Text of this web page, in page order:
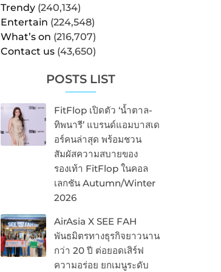
Trendy (240,134)
Entertain (224,548)
What’s on (216,707)
Contact us (43,650)
POSTS LIST
FitFlop เปิดตัว ‘น้ำตาล-
ทิพนารี’ แบรนด์แอมบาสเด
อร์คนล่าสุด พร้อมชวน
สัมผัสความสบายของ
รองเท้า FitFlop ในคอล
เลกชัน Autumn/Winter
2026
AirAsia X SEE FAH
พันธมิตรทางธุรกิจยาวนาน
กว่า 20 ปี ต่อยอดเสิร์ฟ
ความอร่อย ยกเมนูระดับ